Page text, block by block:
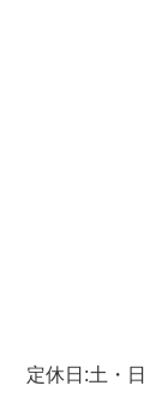
定休日:土・日